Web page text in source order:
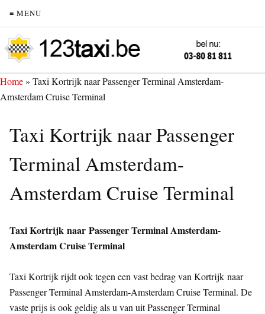
≡ MENU
Home» Taxi Kortrijk naar Passenger Terminal Amsterdam-
Amsterdam Cruise Terminal
Taxi Kortrijk naar Passenger
Terminal Amsterdam-
Amsterdam Cruise Terminal
Taxi Kortrijk naar Passenger Terminal Amsterdam-
Amsterdam Cruise Terminal
Taxi Kortrijk rijdt ook tegen een vast bedrag van Kortrijk naar
Passenger Terminal Amsterdam-Amsterdam Cruise Terminal. De
vaste prijs is ook geldig als u van uit Passenger Terminal